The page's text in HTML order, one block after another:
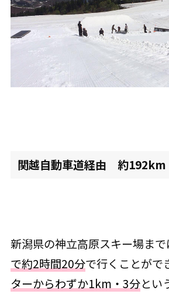
関越自動車道経由 約192km
新潟県の神立高原スキー場まで
で約2時間20分で行くことがで
ターからわずか1km・3分とい